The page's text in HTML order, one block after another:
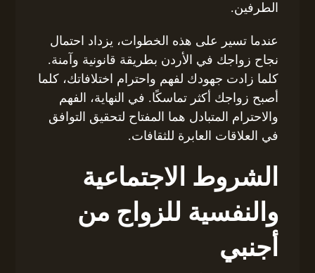
الطرفين.
عندما تسير على هذه الخطوات، يزداد احتمال
نجاح زواجك في الأردن بطريقة قانونية وآمنة.
كلما زادت جهودك لفهم واحترام اختلافاتك، كلما
أصبح زواجك أكثر تماسكًا. في النهاية، الفهم
والاحترام المتبادل هما المفتاح لتحقيق التوافق
في العلاقات العابرة للثقافات.
الشروط الاجتماعية
والنفسية للزواج من
أجنبي